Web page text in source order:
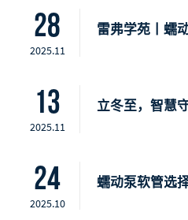
28
2025.11
雷弗学苑丨蠕
13
2025.11
24
2025.10
蠕动泵软管选